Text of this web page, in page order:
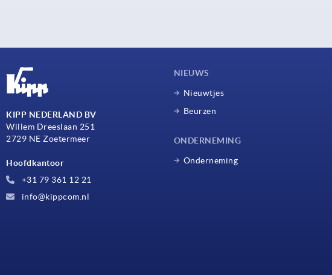
KIPP NEDERLAND BV
Willem Dreeslaan 251
2729 NE Zoetermeer
Hoofdkantoor
+31 79 361 12 21
info@kippcom.nl
NIEUWS
Nieuwtjes
Beurzen
ONDERNEMING
Onderneming